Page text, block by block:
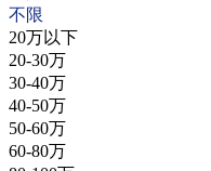
不限
20万以下
20-30万
30-40万
40-50万
50-60万
60-80万